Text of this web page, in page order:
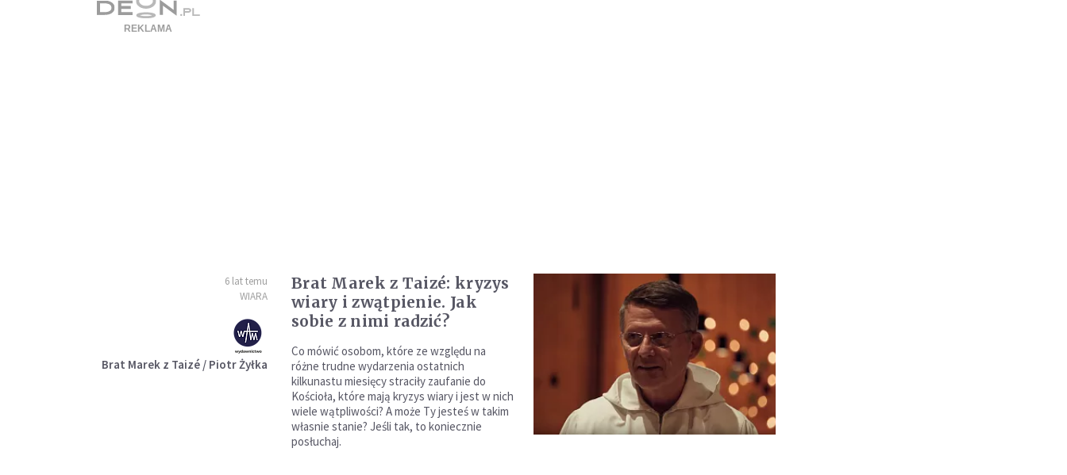
6 lat temu
WIARA
Brat Marek z Taizé / Piotr Żyłka
Brat Marek z Taizé: kryzys
wiary i zwątpienie. Jak
sobie z nimi radzić?
Co mówić osobom, które ze względu na
różne trudne wydarzenia ostatnich
kilkunastu miesięcy straciły zaufanie do
Kościoła, które mają kryzys wiary i jest w nich
wiele wątpliwości? A może Ty jesteś w takim
własnie stanie? Jeśli tak, to koniecznie
posłuchaj.